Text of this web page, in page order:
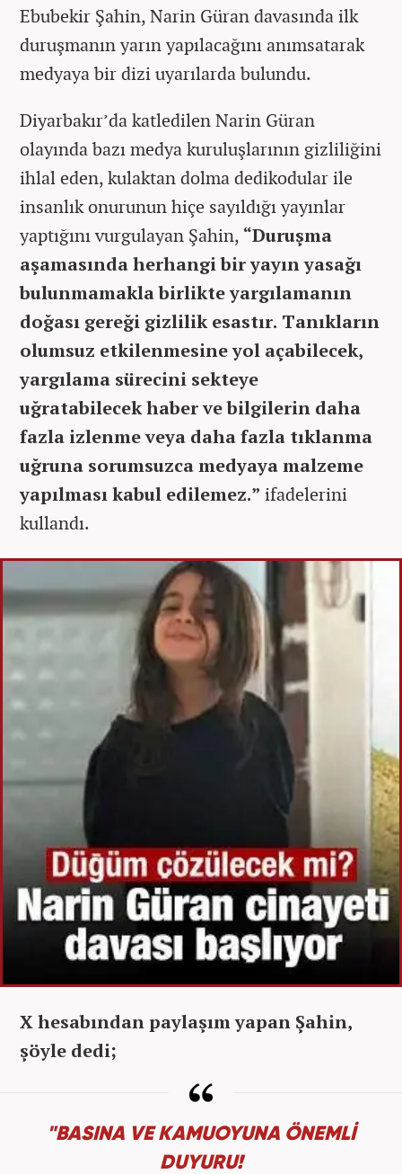
Ebubekir Şahin, Narin Güran davasında ilk
duruşmanın yarın yapılacağını anımsatarak
medyaya bir dizi uyarılarda bulundu.
Diyarbakır’da katledilen Narin Güran
olayında bazı medya kuruluşlarının gizliliğini
ihlal eden, kulaktan dolma dedikodular ile
insanlık onurunun hiçe sayıldığı yayınlar
yaptığını vurgulayan Şahin, “Duruşma
aşamasında herhangi bir yayın yasağı
bulunmamakla birlikte yargılamanın
doğası gereği gizlilik esastır. Tanıkların
olumsuz etkilenmesine yol açabilecek,
yargılama sürecini sekteye
uğratabilecek haber ve bilgilerin daha
fazla izlenme veya daha fazla tıklanma
uğruna sorumsuzca medyaya malzeme
yapılması kabul edilemez.” ifadelerini
kullandı.
X hesabından paylaşım yapan Şahin,
şöyle dedi;
"BASINA VE KAMUOYUNA ÖNEMLİ
DUYURU!